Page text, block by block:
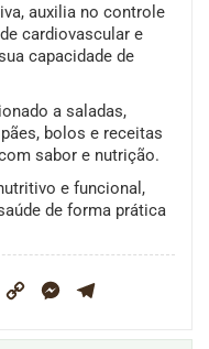
auxilia no controle
cardiovascular e
capacidade de
a saladas,
bolos e receitas
sabor e nutrição.
e funcional,
de forma prática
LinkedIn
Copy
Messenger